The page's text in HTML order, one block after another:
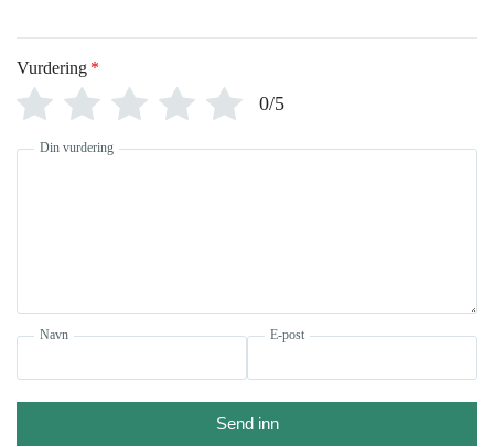
Vurdering *
0/5
Din vurdering
Navn E-post
Send inn